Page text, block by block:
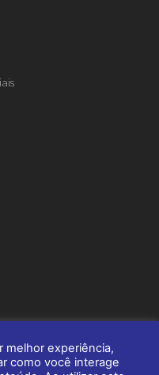
direitos reservados
melhor experiência,
como você interage